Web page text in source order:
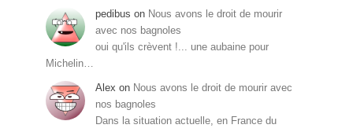
pedibus on Nous avons le droit de mourir
avec nos bagnoles
oui qu'ils crèvent !... une aubaine pour
Michelin…
Alex on Nous avons le droit de mourir avec
nos bagnoles
Dans la situation actuelle, en France du